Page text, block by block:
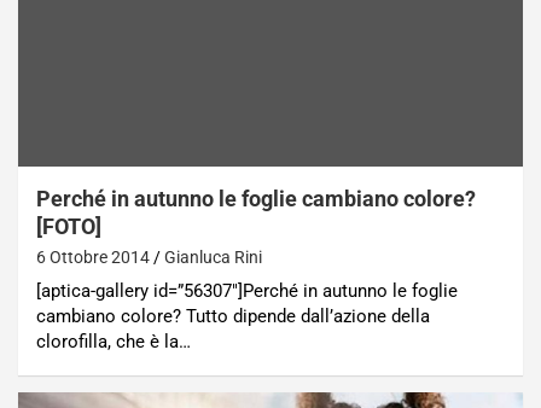
Perché in autunno le foglie cambiano colore?
[FOTO]
6 Ottobre 2014 Gianluca Rini
[aptica-gallery id=”56307″]Perché in autunno le foglie
cambiano colore? Tutto dipende dall’azione della
clorofilla, che è la…